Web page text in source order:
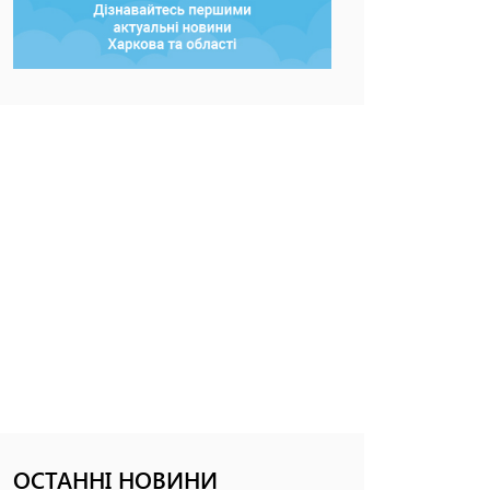
ОСТАННІ НОВИНИ